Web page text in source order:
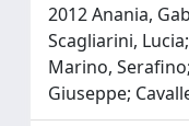
2012 Anania,
Scagliarini,
Marino,
Giuseppe;